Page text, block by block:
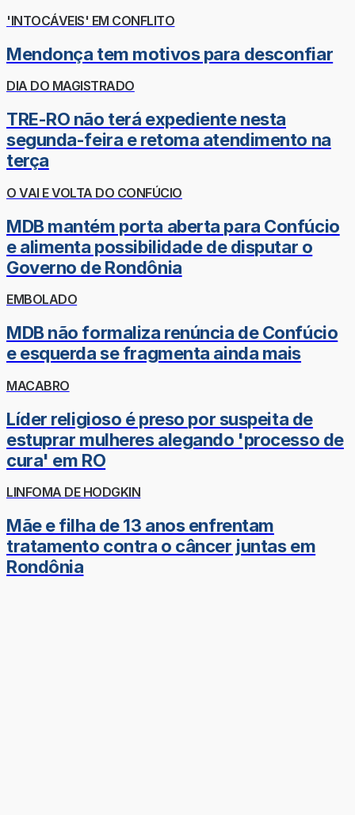
'INTOCÁVEIS' EM CONFLITO
Mendonça tem motivos para desconfiar
DIA DO MAGISTRADO
TRE-RO não terá expediente nesta
segunda-feira e retoma atendimento na
terça
O VAI E VOLTA DO CONFÚCIO
MDB mantém porta aberta para Confúcio
e alimenta possibilidade de disputar o
Governo de Rondônia
EMBOLADO
MDB não formaliza renúncia de Confúcio
e esquerda se fragmenta ainda mais
MACABRO
Líder religioso é preso por suspeita de
estuprar mulheres alegando 'processo de
cura' em RO
LINFOMA DE HODGKIN
Mãe e filha de 13 anos enfrentam
tratamento contra o câncer juntas em
Rondônia